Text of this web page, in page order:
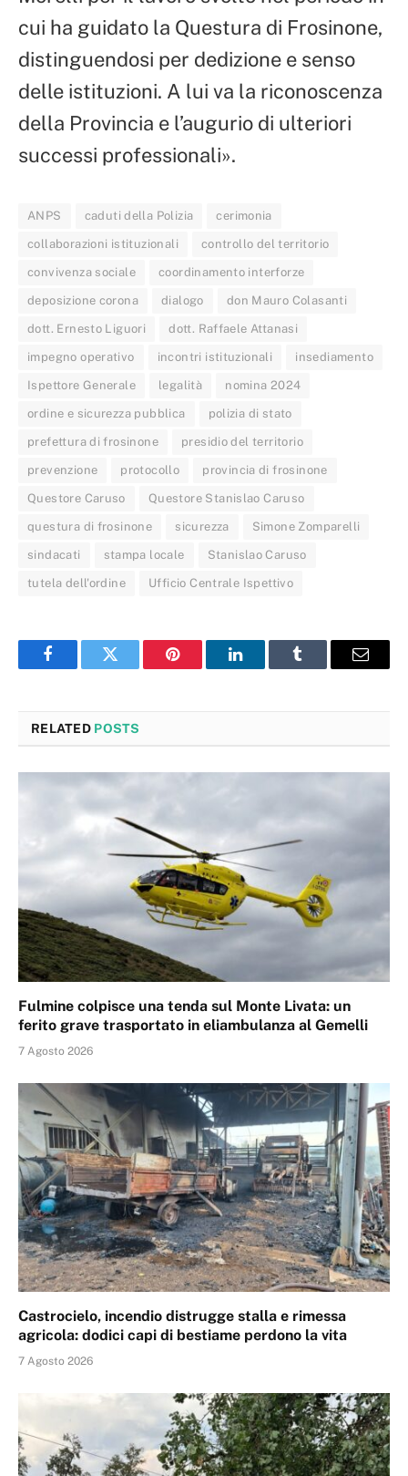
cui ha guidato la Questura di Frosinone,
distinguendosi per dedizione e senso
delle istituzioni. A lui va la riconoscenza
della Provincia e l’augurio di ulteriori
successi professionali».
ANPS caduti della Polizia cerimonia
collaborazioni istituzionali controllo del territorio
convivenza sociale coordinamento interforze
deposizione corona dialogo don Mauro Colasanti
dott. Ernesto Liguori dott. Raffaele Attanasi
impegno operativo incontri istituzionali insediamento
Ispettore Generale legalità nomina 2024
ordine e sicurezza pubblica polizia di stato
prefettura di frosinone presidio del territorio
prevenzione protocollo provincia di frosinone
Questore Caruso Questore Stanislao Caruso
questura di frosinone sicurezza Simone Zomparelli
sindacati stampa locale Stanislao Caruso
tutela dell'ordine Ufficio Centrale Ispettivo
FacebookTwitter Pinterest LinkedInTumblr Email
RELATED POSTS
Fulmine colpisce una tenda sul Monte Livata: un
ferito grave trasportato in eliambulanza al Gemelli
7 Agosto 2026
Castrocielo, incendio distrugge stalla e rimessa
agricola: dodici capi di bestiame perdono la vita
7 Agosto 2026